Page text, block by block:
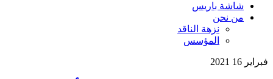
شاشة باريس
من نحن
نزهة الناقد
المؤسس
فبراير 16
2021